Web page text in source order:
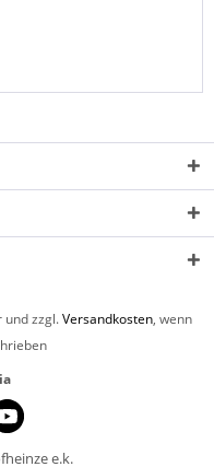
zzgl.Versandkosten, wenn
e.k.